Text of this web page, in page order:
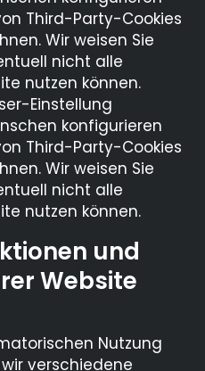
Third-Party-Cookies
Wir weisen Sie
nicht alle
nutzen können.
Einstellung
konfigurieren
Third-Party-Cookies
Wir weisen Sie
nicht alle
nutzen können.
und
Website
Nutzung
verschiedene